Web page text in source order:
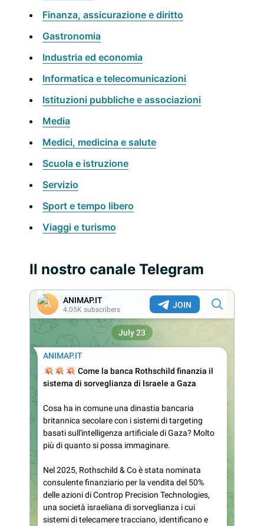
Finanza, assicurazione e diritto
Gastronomia
Industria ed economia
Informatica e telecomunicazioni
Istituzioni pubbliche e associazioni
Media
Medici, medicina e salute
Scuola e istruzione
Servizio
Sport e tempo libero
Viaggi e turismo
Il nostro canale Telegram